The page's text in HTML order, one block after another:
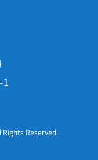
1
Reserved.